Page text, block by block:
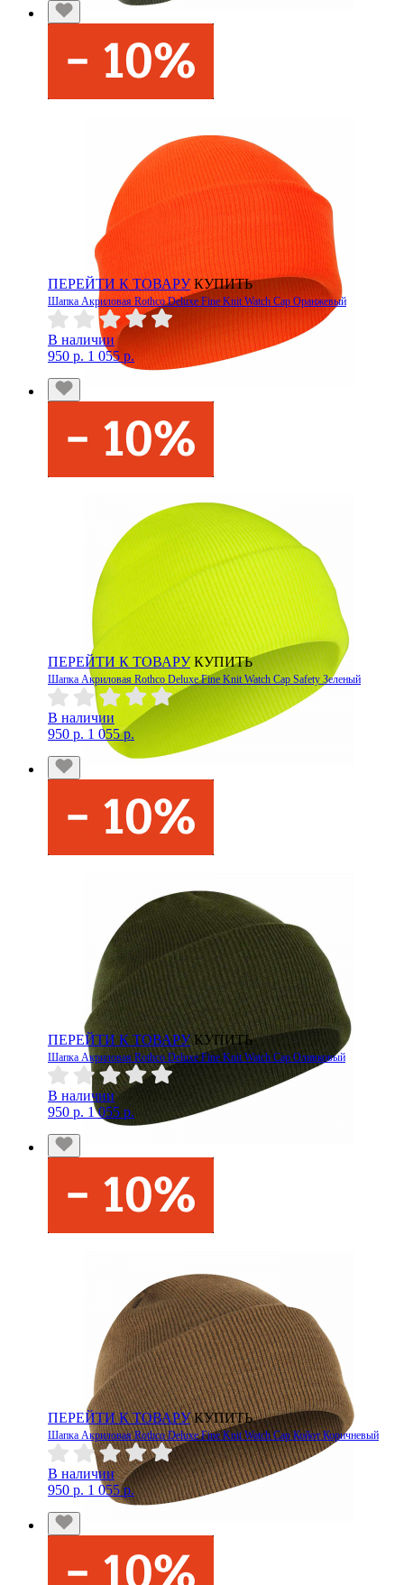
ПЕРЕЙТИ К ТОВАРУ КУПИТЬ
Шапка Акриловая Rothco Deluxe Fine Knit Watch Cap Оранжевый
В наличии
950 р. 1 055 р.
ПЕРЕЙТИ К ТОВАРУ КУПИТЬ
Шапка Акриловая Rothco Deluxe Fine Knit Watch Cap Safety Зеленый
В наличии
950 р. 1 055 р.
ПЕРЕЙТИ К ТОВАРУ КУПИТЬ
Шапка Акриловая Rothco Deluxe Fine Knit Watch Cap Оливковый
В наличии
950 р. 1 055 р.
ПЕРЕЙТИ К ТОВАРУ КУПИТЬ
Шапка Акриловая Rothco Deluxe Fine Knit Watch Cap Койот Коричневый
В наличии
950 р. 1 055 р.